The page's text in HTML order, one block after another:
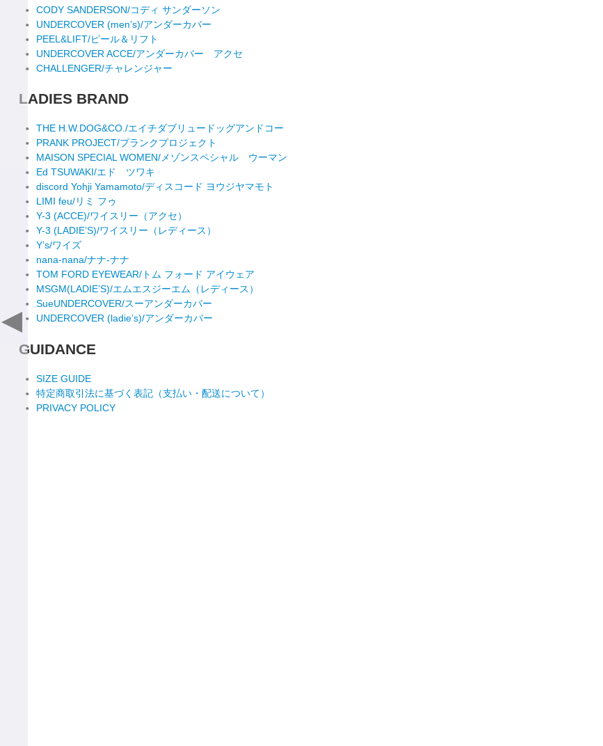
CODY SANDERSON/コディ サンダーソン
UNDERCOVER (men’s)/アンダーカバー
PEEL&LIFT/ピール＆リフト
UNDERCOVER ACCE/アンダーカバー アクセ
CHALLENGER/チャレンジャー
LADIES BRAND
THE H.W.DOG&CO./エイチダブリュードッグアンドコー
PRANK PROJECT/プランクプロジェクト
MAISON SPECIAL WOMEN/メゾンスペシャル ウーマン
Ed TSUWAKI/エド ツワキ
discord Yohji Yamamoto/ディスコード ヨウジヤマモト
LIMI feu/リミ フゥ
Y-3 (ACCE)/ワイスリー（アクセ）
Y-3 (LADIE’S)/ワイスリー（レディース）
Y’s/ワイズ
nana-nana/ナナ-ナナ
TOM FORD EYEWEAR/トム フォード アイウェア
MSGM(LADIE’S)/エムエスジーエム（レディース）
SueUNDERCOVER/スーアンダーカバー
UNDERCOVER (ladie’s)/アンダーカバー
GUIDANCE
SIZE GUIDE
特定商取引法に基づく表記（支払い・配送について）
PRIVACY POLICY